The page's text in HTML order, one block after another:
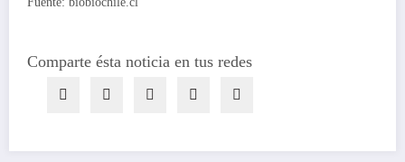
Comparte ésta noticia en tus redes